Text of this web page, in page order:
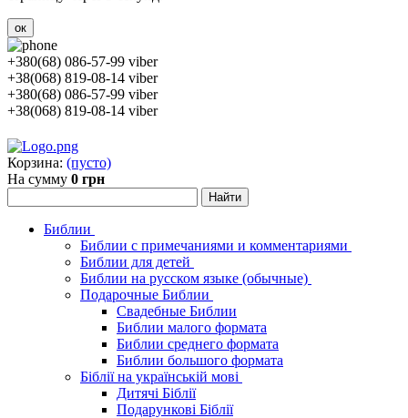
ок
+380(68) 086-57-99 viber
+38(068) 819-08-14 viber
+380(68) 086-57-99 viber
+38(068) 819-08-14 viber
Корзина: (пусто)
На сумму 0 грн
Библии
Библии с примечаниями и комментариями
Библии для детей
Библии на русском языке (обычные)
Подарочные Библии
Свадебные Библии
Библии малого формата
Библии среднего формата
Библии большого формата
Біблії на українській мові
Дитячі Біблії
Подарункові Біблії